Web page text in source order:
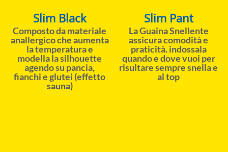
Slim Black
Composto da materiale
anallergico che aumenta
la temperatura e
modella la silhouette
agendo su pancia,
fianchi e glutei (effetto
sauna)
Slim Pant
La Guaina Snellente
assicura comodità e
praticità. indossala
quando e dove vuoi per
risultare sempre snella e
al top